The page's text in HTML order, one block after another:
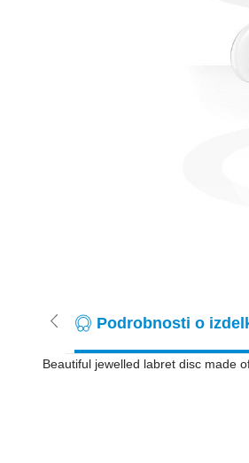
Podrobnosti o
Beautiful jewelled labret disc made